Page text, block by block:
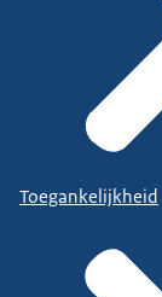
Toegankelijkheid